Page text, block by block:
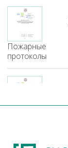
Пожарные
протоколы